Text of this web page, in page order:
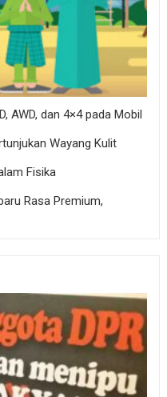
AWD, dan 4×4 pada Mobil
Wayang Kulit
Fisika
Rasa Premium,